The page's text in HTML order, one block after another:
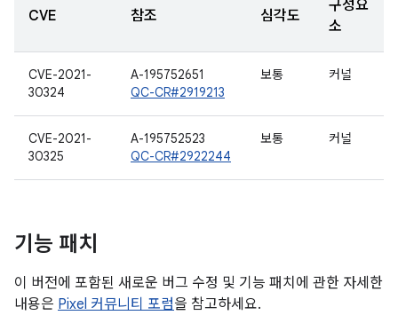
CVE 참조 심각도
구성요
소
CVE-2021-
30324
A-195752651
QC-CR#2919213
보통 커널
CVE-2021-
30325
A-195752523
QC-CR#2922244
보통 커널
기능 패치
이 버전에 포함된 새로운 버그 수정 및 기능 패치에 관한 자세한
내용은 Pixel 커뮤니티 포럼을 참고하세요.